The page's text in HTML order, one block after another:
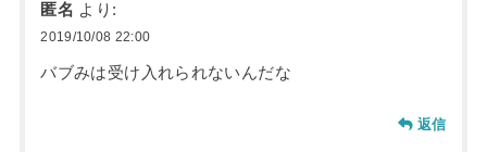
匿名 より:
2019/10/08 22:00
バブみは受け入れられないんだな
返信